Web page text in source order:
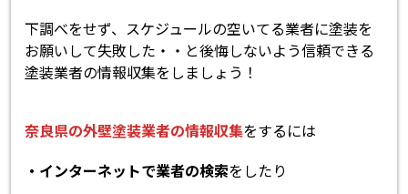
下調べをせず、スケジュールの空いてる業者に塗装を
お願いして失敗した・・と後悔しないよう信頼できる
塗装業者の情報収集をしましょう！
奈良県の外壁塗装業者の情報収集をするには
・インターネットで業者の検索をしたり